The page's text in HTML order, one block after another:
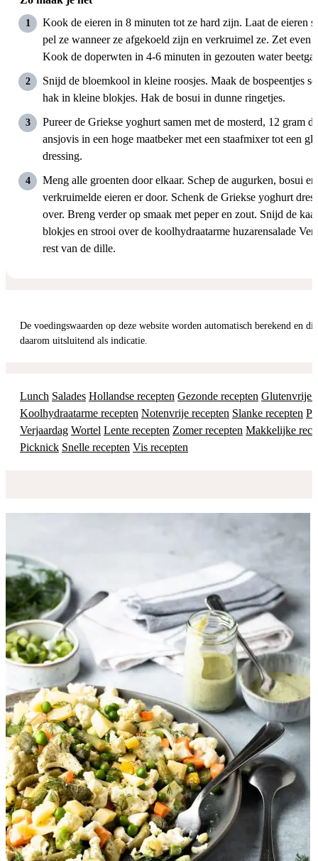
Kook de eieren in 8 minuten tot ze hard zijn. Laat de eieren
pel ze wanneer ze afgekoeld zijn en verkruimel ze. Zet even
Kook de doperwten in 4-6 minuten in gezouten water
Snijd de bloemkool in kleine roosjes. Maak de bospeentjes
hak in kleine blokjes. Hak de bosui in dunne ringetjes.
Pureer de Griekse yoghurt samen met de mosterd, 12 gram
ansjovis in een hoge maatbeker met een staafmixer tot een
dressing.
Meng alle groenten door elkaar. Schep de augurken, bosui en
verkruimelde eieren er door. Schenk de Griekse yoghurt
over. Breng verder op smaak met peper en zout. Snijd de
blokjes en strooi over de koolhydraatarme huzarensalade
rest van de dille.
De voedingswaarden op deze website worden automatisch berekend en dienen
daarom uitsluitend als indicatie.
Lunch Salades Hollandse recepten Gezonde recepten Glutenvrije
Koolhydraatarme recepten Notenvrije recepten Slanke recepten
Verjaardag Wortel Lente recepten Zomer recepten Makkelijke
Picknick Snelle recepten Vis recepten